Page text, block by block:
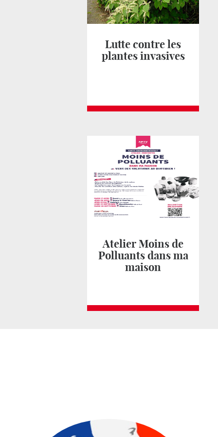
Lutte contre les
plantes invasives
Atelier Moins de
Polluants dans ma
maison